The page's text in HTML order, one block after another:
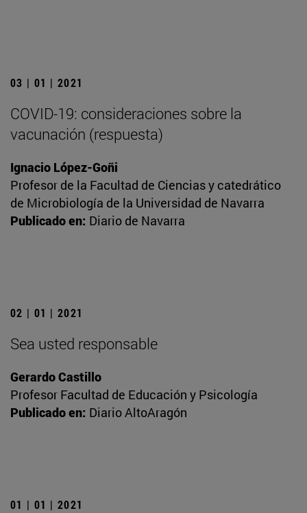
03 | 01 | 2021
COVID-19: consideraciones sobre la
vacunación (respuesta)
Ignacio López-Goñi
Profesor de la Facultad de Ciencias y catedrático
de Microbiología de la Universidad de Navarra
Publicado en: Diario de Navarra
02 | 01 | 2021
Sea usted responsable
Gerardo Castillo
Profesor Facultad de Educación y Psicología
Publicado en: Diario AltoAragón
01 | 01 | 2021